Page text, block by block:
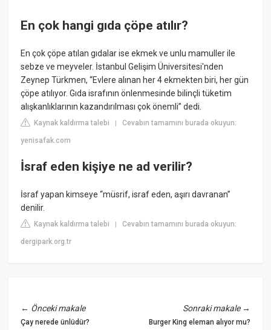
En çok hangi gıda çöpe atılır?
En çok çöpe atılan gıdalar ise ekmek ve unlu mamuller ile
sebze ve meyveler. İstanbul Gelişim Üniversitesi'nden
Zeynep Türkmen, “Evlere alınan her 4 ekmekten biri, her gün
çöpe atılıyor. Gıda israfının önlenmesinde bilinçli tüketim
alışkanlıklarının kazandırılması çok önemli” dedi.
Kaynak kaldırma talebi |Cevabın tamamını burada okuyun:
yenisafak.com
İsraf eden kişiye ne ad verilir?
İsraf yapan kimseye “müsrif, israf eden, aşırı davranan”
denilir.
Kaynak kaldırma talebi |Cevabın tamamını burada okuyun:
dergipark.org.tr
← Önceki makale
Çay nerede ünlüdür?
Sonraki makale→
Burger King eleman alıyor mu?